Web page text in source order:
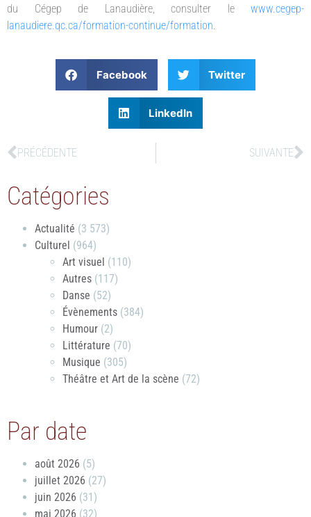
du Cégep de Lanaudière, consulter le www.cegep-
lanaudiere.qc.ca/formation-continue/formation.
Facebook Twitter
LinkedIn
PRÉCÉDENTE SUIVANTE
Catégories
Actualité (3 573)
Culturel (964)
Art visuel (110)
Autres (117)
Danse (52)
Évènements (384)
Humour (2)
Littérature (70)
Musique (305)
Théâtre et Art de la scène (72)
Par date
août 2026 (5)
juillet 2026 (27)
juin 2026 (31)
mai 2026 (32)